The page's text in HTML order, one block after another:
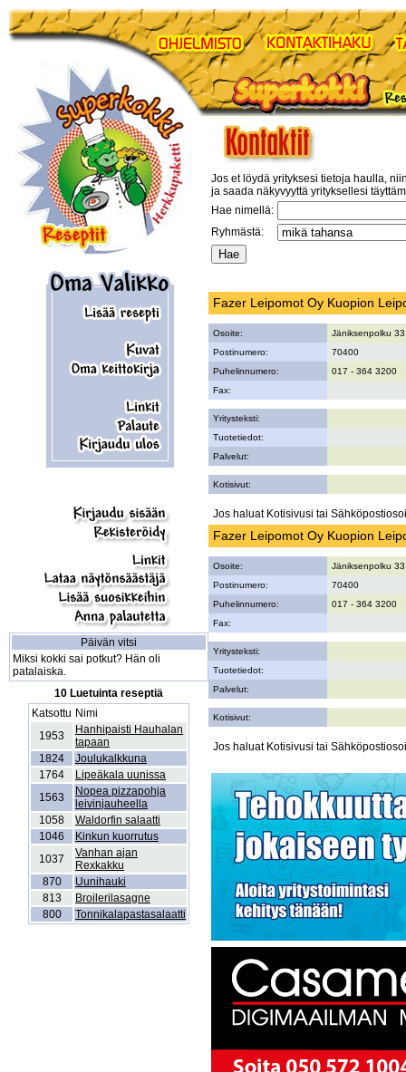
Päivän vitsi
Miksi kokki sai potkut? Hän oli
patalaiska.
10 Luetuinta reseptiä
Katsottu Nimi
1953
Hanhipaisti Hauhalan
tapaan
1824
Joulukalkkuna
1764
Lipeäkala uunissa
1563
Nopea pizzapohja
leivinjauheella
1058
Waldorfin salaatti
1046
Kinkun kuorrutus
1037
Vanhan ajan
Rexkakku
870
Uunihauki
813
Broilerilasagne
800
Tonnikalapastasalaatti
Jos et löydä yrityksesi tietoja haulla,
ja saada näkyvyyttä yrityksellesi
Hae nimellä:
Ryhmästä:
Fazer Leipomot Oy Kuopion
Osoite:
Jäniksenpolku 33
Postinumero:
70400
Puhelinnumero:
017 - 364 3200
Fax:
Yritysteksti:
Tuotetiedot:
Palvelut:
Kotisivut:
Jos haluat Kotisivusi tai
Fazer Leipomot Oy Kuopion
Osoite:
Jäniksenpolku 33
Postinumero:
70400
Puhelinnumero:
017 - 364 3200
Fax:
Yritysteksti:
Tuotetiedot:
Palvelut:
Kotisivut:
Jos haluat Kotisivusi tai